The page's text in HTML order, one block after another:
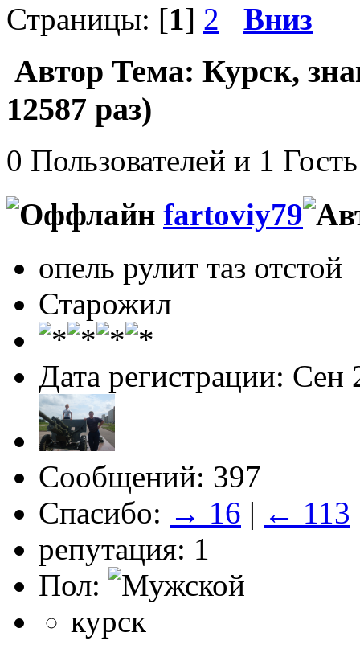
Страницы: [1] 2 Вниз
Автор Тема: Курск,
12587 раз)
0 Пользователей и 1
fartoviy79
опель рулит таз отстой
Старожил
Дата регистрации: Сен
Сообщений: 397
Спасибо: → 16 | ← 113
репутация: 1
Пол:
курск